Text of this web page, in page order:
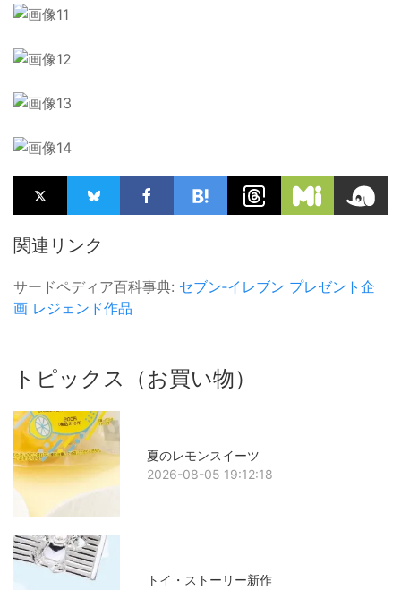
関連リンク
サードペディア百科事典: セブン‐イレブン プレゼント企
画 レジェンド作品
トピックス（お買い物）
夏のレモンスイーツ
2026-08-05 19:12:18
トイ・ストーリー新作